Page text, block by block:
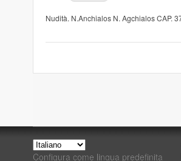
Nudità. N.Anchialos N. Agchialos CAP.
Configura come lingua predefinita